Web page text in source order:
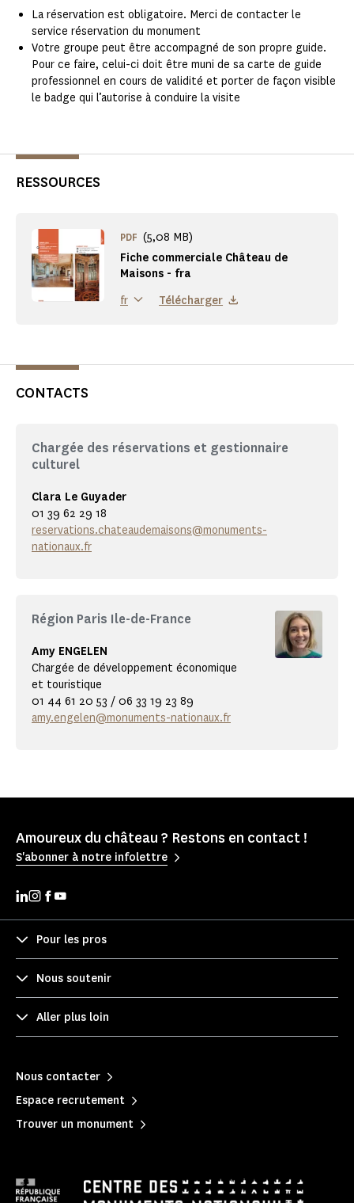
La réservation est obligatoire. Merci de contacter le
service réservation du monument
Votre groupe peut être accompagné de son propre guide.
Pour ce faire, celui-ci doit être muni de sa carte de guide
professionnel en cours de validité et porter de façon visible
le badge qui l’autorise à conduire la visite
RESSOURCES
Fiche commerciale Château de
Maisons - fra
PDF (5,08 MB)
fr Télécharger
CONTACTS
Chargée des réservations et gestionnaire
culturel
Clara Le Guyader
01 39 62 29 18
reservations.chateaudemaisons@monuments-
nationaux.fr
Région Paris Ile-de-France
Amy ENGELEN
Chargée de développement économique
et touristique
01 44 61 20 53 / 06 33 19 23 89
amy.engelen@monuments-nationaux.fr
Amoureux du château ? Restons en contact !
S'abonner à notre infolettre
Pour les pros
Nous soutenir
Aller plus loin
Nous contacter
Espace recrutement
Trouver un monument